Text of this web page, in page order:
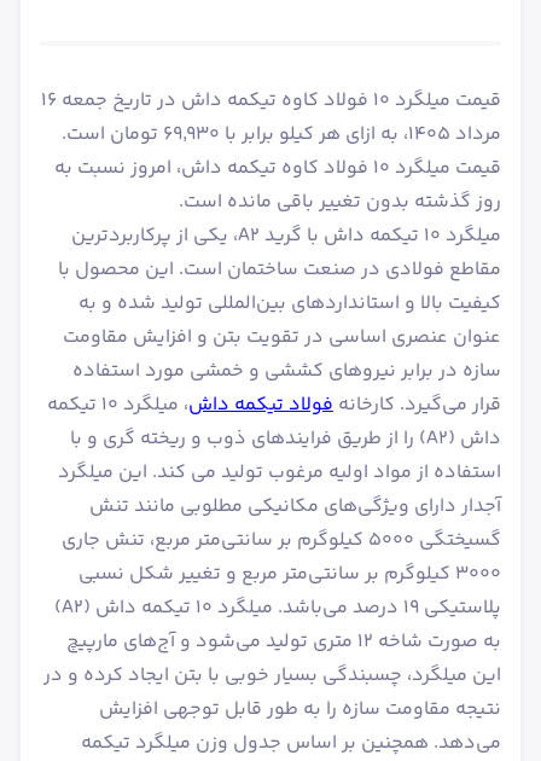
قیمت میلگرد 10 فولاد کاوه تیکمه داش در تاریخ جمعه ۱۶
مرداد ۱۴۰۵، به ازای هر کیلو برابر با ۶۹٬۹۳۰ تومان است.
قیمت میلگرد 10 فولاد کاوه تیکمه داش، امروز نسبت به
روز گذشته بدون تغییر باقی مانده است.
میلگرد ۱۰ تیکمه داش با گرید A2، یکی از پرکاربردترین
مقاطع فولادی در صنعت ساختمان است. این محصول با
کیفیت بالا و استانداردهای بین‌المللی تولید شده و به
عنوان عنصری اساسی در تقویت بتن و افزایش مقاومت
سازه در برابر نیروهای کششی و خمشی مورد استفاده
قرار می‌گیرد. کارخانه فولاد تیکمه داش
، میلگرد ۱۰ تیکمه
داش (A2) را از طریق فرایندهای ذوب و ریخته گری و با
استفاده از مواد اولیه مرغوب تولید می کند. این میلگرد
آجدار دارای ویژگی‌های مکانیکی مطلوبی مانند تنش
گسیختگی ۵۰۰۰ کیلوگرم بر سانتی‌متر مربع، تنش جاری
۳۰۰۰ کیلوگرم بر سانتی‌متر مربع و تغییر شکل نسبی
پلاستیکی ۱۹ درصد می‌باشد. میلگرد ۱۰ تیکمه داش (A2)
به صورت شاخه 12 متری تولید می‌شود و آج‌های مارپیچ
این میلگرد، چسبندگی بسیار خوبی با بتن ایجاد کرده و در
نتیجه مقاومت سازه را به طور قابل توجهی افزایش
می‌دهد. همچنین بر اساس جدول وزن میلگرد تیکمه